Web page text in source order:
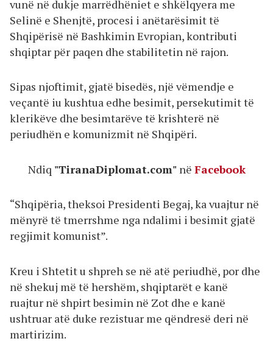
vunë në dukje marrëdhëniet e shkëlqyera me
Selinë e Shenjtë, procesi i anëtarësimit të
Shqipërisë në Bashkimin Evropian, kontributi
shqiptar për paqen dhe stabilitetin në rajon.
Sipas njoftimit, gjatë bisedës, një vëmendje e
veçantë iu kushtua edhe besimit, persekutimit të
klerikëve dhe besimtarëve të krishterë në
periudhën e komunizmit në Shqipëri.
Ndiq "TiranaDiplomat.com" në Facebook
“Shqipëria, theksoi Presidenti Begaj, ka vuajtur në
mënyrë të tmerrshme nga ndalimi i besimit gjatë
regjimit komunist”.
Kreu i Shtetit u shpreh se në atë periudhë, por dhe
në shekuj më të hershëm, shqiptarët e kanë
ruajtur në shpirt besimin në Zot dhe e kanë
ushtruar atë duke rezistuar me qëndresë deri në
martirizim.